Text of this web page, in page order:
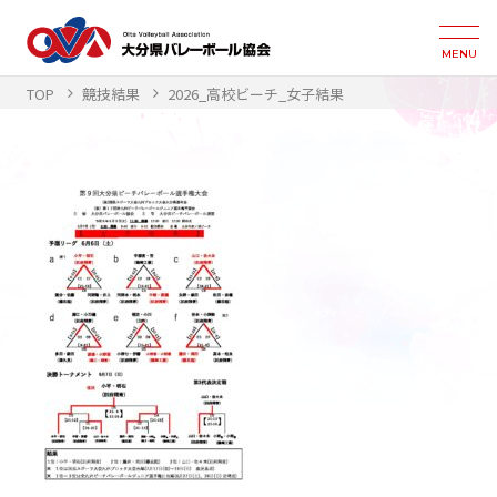
MENU
TOP 競技結果 2026_高校ビーチ_女子結果